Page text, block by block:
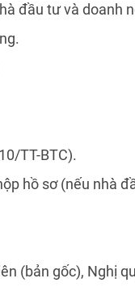
đầu tư và doanh
TT-BTC).
hồ sơ (nếu nhà
(bản gốc), Nghị